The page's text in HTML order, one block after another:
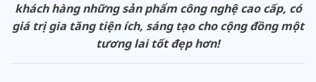
khách hàng những sản phẩm công nghệ cao cấp, có
giá trị gia tăng tiện ích, sáng tạo cho cộng đồng một
tương lai tốt đẹp hơn!